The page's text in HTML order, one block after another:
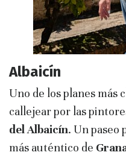
Albaicín
Uno de los planes más
callejear por las
del Albaicín. Un paseo
más auténtico de